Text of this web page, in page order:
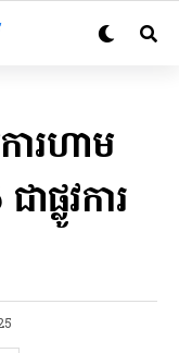
រហាម
ផ្លូវការ